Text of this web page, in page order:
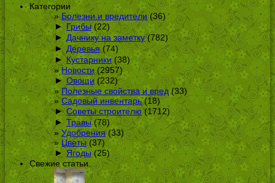
Категории
Болезни и вредители (36)
► Грибы(22)
► Дачнику на заметку(782)
► Деревья(74)
► Кустарники (38)
Новости(2957)
► Овощи(232)
Полезные свойства и вред(33)
Садовый инвентарь(18)
► Советы строителю(1712)
► Травы(78)
Удобрения (33)
Цветы(37)
► Ягоды(25)
Свежие статьи